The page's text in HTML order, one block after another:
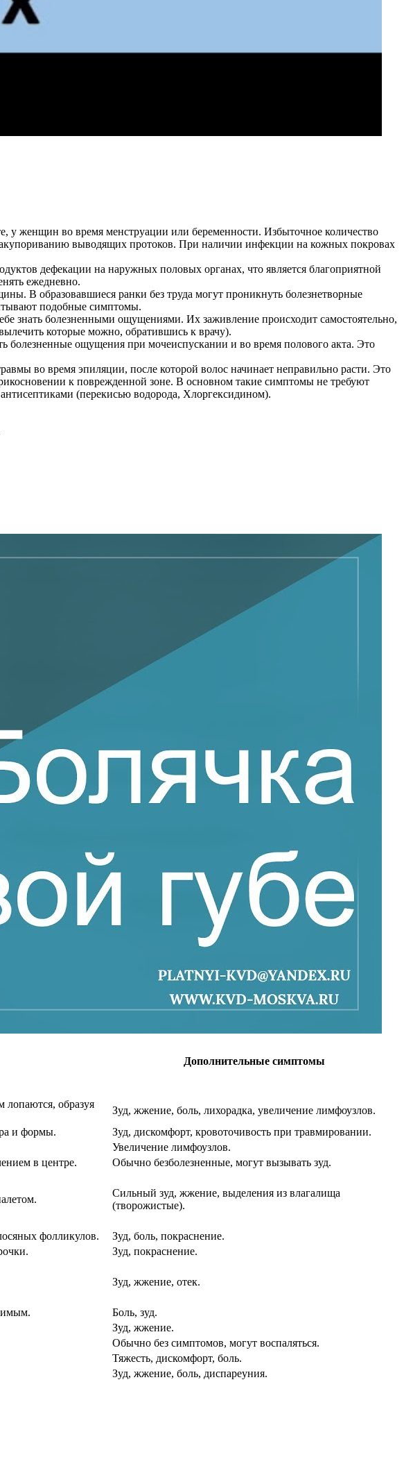
у женщин во время менструации или беременности. Избыточное количество
выводящих протоков. При наличии инфекции на кожных покровах
дефекации на наружных половых органах, что является благоприятной
ежедневно.
В образовавшиеся ранки без труда могут проникнуть болезнетворные
подобные симптомы.
знать болезненными ощущениями. Их заживление происходит самостоятельно,
которые можно, обратившись к врачу).
ощущения при мочеиспускании и во время полового акта. Это
во время эпиляции, после которой волос начинает неправильно расти. Это
к поврежденной зоне. В основном такие симптомы не требуют
(перекисью водорода, Хлоргексидином).
Дополнительные симптомы
образуя
Зуд, жжение, боль, лихорадка, увеличение лимфоузлов.
и формы.
Зуд, дискомфорт, кровоточивость при травмировании.
Увеличение лимфоузлов.
в центре.
Обычно безболезненные, могут вызывать зуд.
Сильный зуд, жжение, выделения из влагалища
(творожистые).
фолликулов.
Зуд, боль, покраснение.
Зуд, покраснение.
Зуд, жжение, отек.
Боль, зуд.
Зуд, жжение.
Обычно без симптомов, могут воспаляться.
Тяжесть, дискомфорт, боль.
Зуд, жжение, боль, диспареуния.